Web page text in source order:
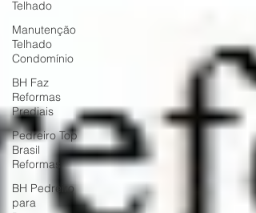
Telhado
Manutenção
Telhado
Condomínio
BH Faz
Reformas
Prediais
Pedreiro Top
Brasil
Reformas
BH Pedreiro
para